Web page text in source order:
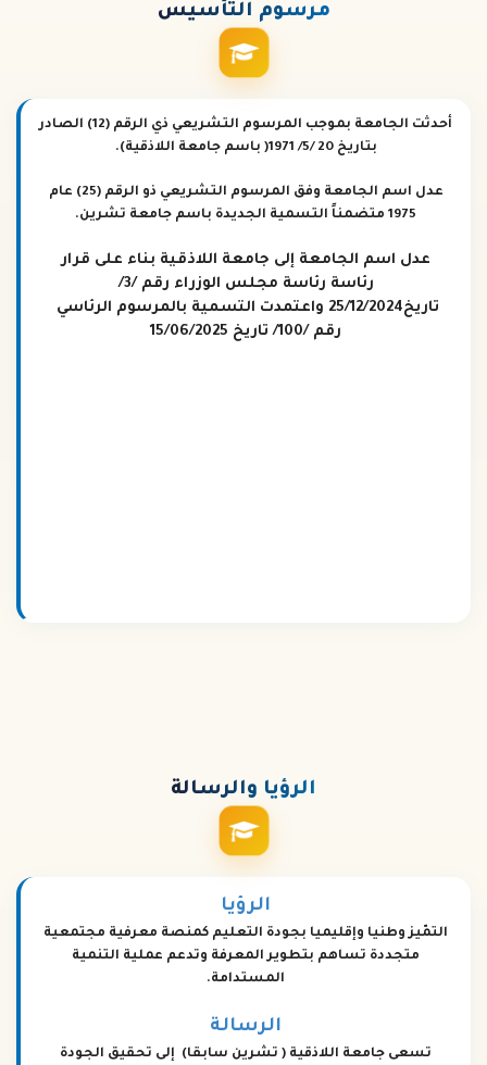
مرسوم التأسيس
أحدثت الجامعة بموجب المرسوم التشريعي ذي الرقم (12) الصادر
بتاريخ 20 /5/ 1971( باسم جامعة اللاذقية).
عدل اسم الجامعة وفق المرسوم التشريعي ذو الرقم (25) عام
1975 متضمناً التسمية الجديدة باسم جامعة تشرين.
عدل اسم الجامعة إلى جامعة اللاذقية بناء على قرار
رئاسة رئاسة مجلس الوزراء رقم /3/
تاريخ25/12/2024 واعتمدت التسمية بالمرسوم الرئاسي
رقم /100/ تاريخ 15/06/2025
الرؤيا والرسالة
الرؤيا
التمّيز وطنيا وإقليميا بجودة التعليم كمنصة معرفية مجتمعية
متجددة تساهم بتطوير المعرفة وتدعم عملية التنمية
المستدامة.
الرسالة
تسعى جامعة اللاذقية ( تشرين سابقا) إلى تحقيق الجودة